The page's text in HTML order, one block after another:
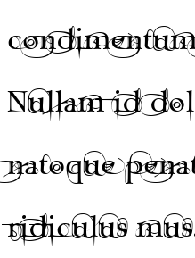
Nullam id
natoque
ridiculus